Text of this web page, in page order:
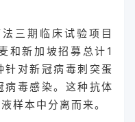
三期临床试验项目
和新加坡招募总计1
针对新冠病毒刺突蛋
病毒感染。这种抗体
样本中分离而来。